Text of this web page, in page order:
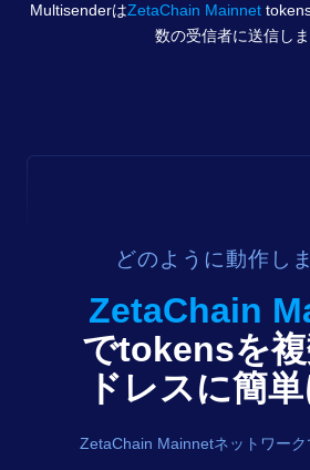
MultisenderはZetaChain Mainnet
数の受信者に送信しま
どのように動作し
ZetaChain
でtokensを
ドレスに簡
ZetaChain Mainnetネットワー